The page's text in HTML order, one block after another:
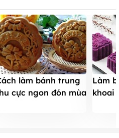
làm bánh trung
cực ngon đón mùa
Làm
khoai